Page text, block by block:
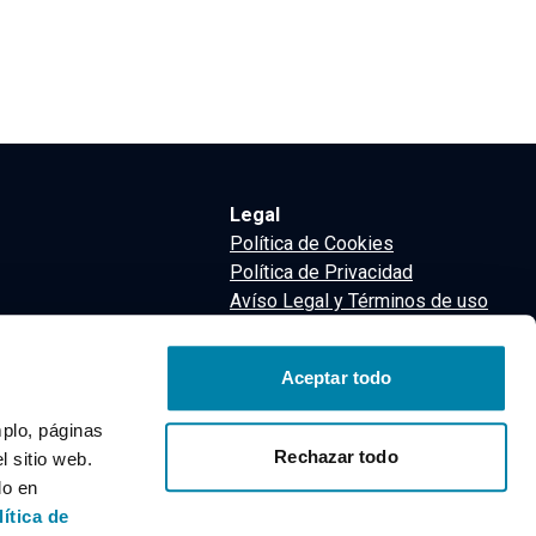
páginas
sitio web.
en
de
Aceptar todo
Rechazar todo
Legal
Política de Cookies
Política de Privacidad
Avíso Legal y Términos de uso